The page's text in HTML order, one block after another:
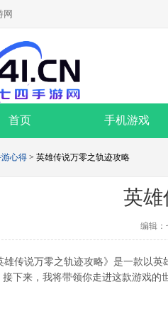
网
首页 手机游戏
心得 > 英雄传说万零之轨迹攻略
英雄
编辑：
传说万零之轨迹攻略》是一款以英
接下来，我将带领你走进这款游戏的